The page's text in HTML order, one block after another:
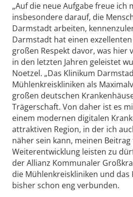
„Auf die neue Aufgabe freue ich
insbesondere darauf, die
Darmstadt arbeiten,
Darmstadt hat einen
großen Respekt davor, was hier
in den letzten Jahren geleistet
Noetzel. „Das Klinikum
Mühlenkreiskliniken als
großen deutschen
Trägerschaft. Von daher ist es
einem modernen digitalen
attraktiven Region, in der ich
näher sein kann, meinen
Weiterentwicklung leisten zu
der Allianz Kommunaler
die Mühlenkreiskliniken und
bisher schon eng verbunden.